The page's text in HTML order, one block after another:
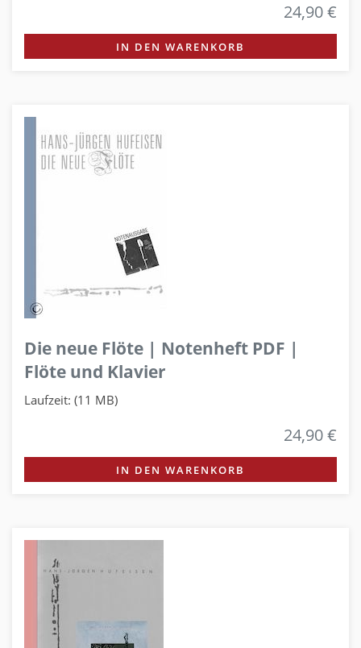
24,90 €
IN DEN WARENKORB
Die neue Flöte | Notenheft PDF |
Flöte und Klavier
Laufzeit: (11 MB)
24,90 €
IN DEN WARENKORB